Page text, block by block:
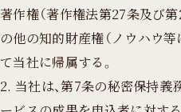
著作権（著作権法第27条及び
の他の知的財産権（ノウハウ等
て当社に帰属する。
2. 当社は、第7条の秘密保持義